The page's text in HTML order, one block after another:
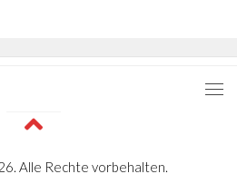
Alle Rechte vorbehalten.